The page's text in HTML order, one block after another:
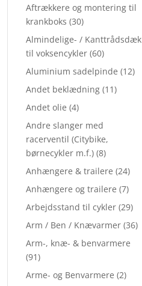
Aftrækkere og montering til
krankboks (30)
Almindelige- / Kanttrådsdæk
til voksencykler (60)
Aluminium sadelpinde (12)
Andet beklædning (11)
Andet olie (4)
Andre slanger med
racerventil (Citybike,
børnecykler m.f.) (8)
Anhængere & trailere (24)
Anhængere og trailere (7)
Arbejdsstand til cykler (29)
Arm / Ben / Knævarmer (36)
Arm-, knæ- & benvarmere
(91)
Arme- og Benvarmere (2)